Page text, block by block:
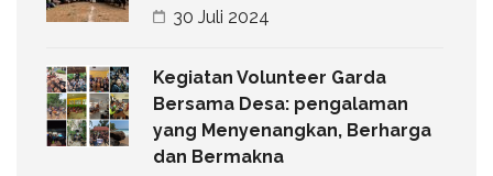
30 Juli 2024
Kegiatan Volunteer Garda
Bersama Desa: pengalaman
yang Menyenangkan, Berharga
dan Bermakna